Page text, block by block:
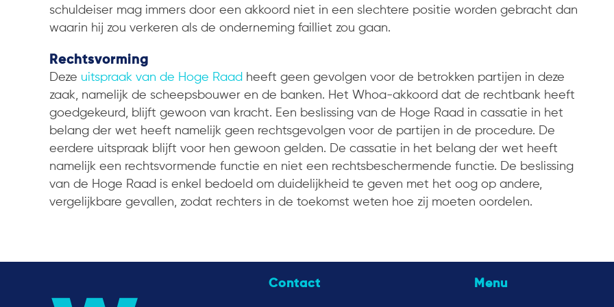
schuldeiser mag immers door een akkoord niet in een slechtere positie worden gebracht dan
waarin hij zou verkeren als de onderneming failliet zou gaan.
Rechtsvorming
Deze uitspraak van de Hoge Raad heeft geen gevolgen voor de betrokken partijen in deze
zaak, namelijk de scheepsbouwer en de banken. Het Whoa-akkoord dat de rechtbank heeft
goedgekeurd, blijft gewoon van kracht. Een beslissing van de Hoge Raad in cassatie in het
belang der wet heeft namelijk geen rechtsgevolgen voor de partijen in de procedure. De
eerdere uitspraak blijft voor hen gewoon gelden. De cassatie in het belang der wet heeft
namelijk een rechtsvormende functie en niet een rechtsbeschermende functie. De beslissing
van de Hoge Raad is enkel bedoeld om duidelijkheid te geven met het oog op andere,
vergelijkbare gevallen, zodat rechters in de toekomst weten hoe zij moeten oordelen.
Contact Menu